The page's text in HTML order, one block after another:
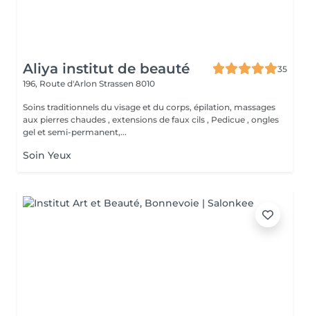
Aliya institut de beauté
35
196, Route d'Arlon Strassen 8010
Soins traditionnels du visage et du corps, épilation, massages
aux pierres chaudes , extensions de faux cils , Pedicue , ongles
gel et semi-permanent,...
Soin Yeux